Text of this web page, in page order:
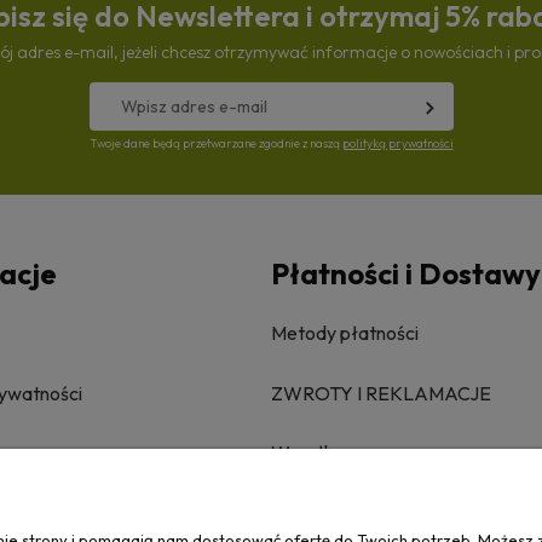
się do Newslettera i otrzymaj 5%
adres e-mail, jeżeli chcesz otrzymywać informacje o nowościach i
Twoje dane będą przetwarzane zgodnie z naszą polityką prywatności
Płatności i Dostawy
Metody płatności
ZWROTY I REKLAMACJE
Wysyłka